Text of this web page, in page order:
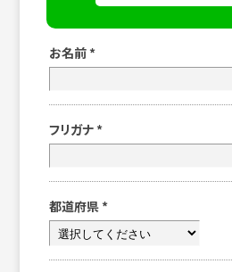
お名前 *
フリガナ *
都道府県 *